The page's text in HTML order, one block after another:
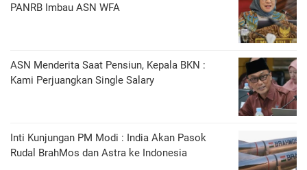
PANRB Imbau ASN WFA
ASN Menderita Saat Pensiun, Kepala BKN :
Kami Perjuangkan Single Salary
Inti Kunjungan PM Modi : India Akan Pasok
Rudal BrahMos dan Astra ke Indonesia